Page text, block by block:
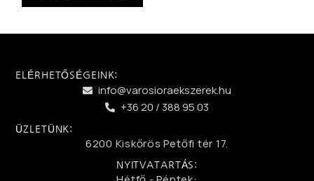
ELÉRHETŐSÉGEINK:
info@varosioraekszerek.hu
+36 20 / 388 95 03
ÜZLETÜNK:
6200 Kiskőrös Petőfi tér 17.
NYITVATARTÁS: